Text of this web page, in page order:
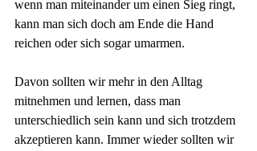
wenn man miteinander um einen Sieg ringt,
kann man sich doch am Ende die Hand
reichen oder sich sogar umarmen.
Davon sollten wir mehr in den Alltag
mitnehmen und lernen, dass man
unterschiedlich sein kann und sich trotzdem
akzeptieren kann. Immer wieder sollten wir